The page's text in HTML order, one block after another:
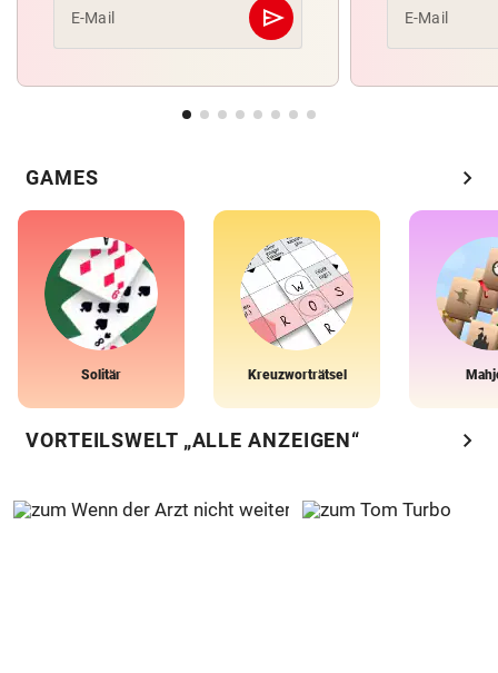
E-Mail send
Abschicken E-Mail
GAMES chevron_right
Solitär Kreuzworträtsel
VORTEILSWELT „ALLE ANZEIGEN“ chevron_right